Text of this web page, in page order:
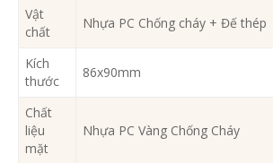
Vật
chất
Nhựa PC Chống cháy + Đế thép
Kích
thước
86x90mm
Chất
liệu
mặt
Nhựa PC Vàng Chống Cháy